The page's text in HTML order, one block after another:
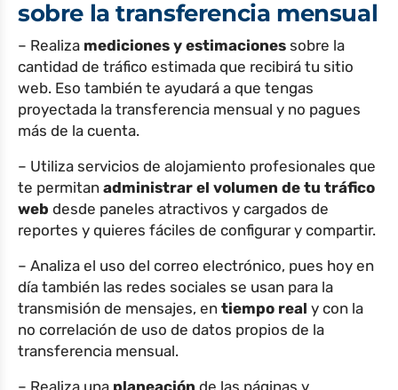
sobre la transferencia mensual
– Realiza mediciones y estimaciones sobre la
cantidad de tráfico estimada que recibirá tu sitio
web. Eso también te ayudará a que tengas
proyectada la transferencia mensual y no pagues
más de la cuenta.
– Utiliza servicios de alojamiento profesionales que
te permitan administrar el volumen de tu tráfico
web desde paneles atractivos y cargados de
reportes y quieres fáciles de configurar y compartir.
– Analiza el uso del correo electrónico, pues hoy en
día también las redes sociales se usan para la
transmisión de mensajes, en tiempo real y con la
no correlación de uso de datos propios de la
transferencia mensual.
– Realiza una planeación de las páginas y